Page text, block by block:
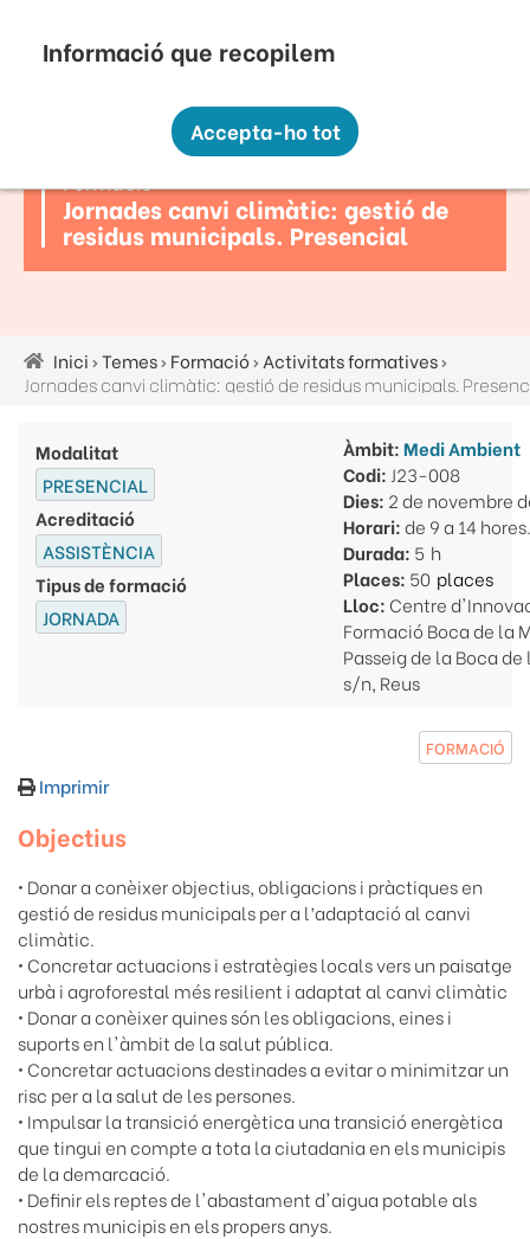
contingut
Formació
Jornades canvi climàtic: gestió de
residus municipals. Presencial
d'ariadna
Inici Temes Formació Activitats formatives
Jornades canvi climàtic: gestió de residus municipals.
Modalitat
PRESENCIAL
Acreditació
ASSISTÈNCIA
Tipus de formació
JORNADA
Àmbit:Medi Ambient
Codi: J23-008
Dies: 2 de novembre
Horari:de 9 a 14 hores.
Durada: 5
Places: 50
Lloc: Centre
Formació Boca de la
Passeig de la Boca de
s/n, Reus
FORMACIÓ
Imprimir
Objectius
• Donar a conèixer objectius, obligacions i pràctiques en
gestió de residus municipals per a l’adaptació al canvi
climàtic.
• Concretar actuacions i estratègies locals vers un paisatge
urbà i agroforestal més resilient i adaptat al canvi climàtic
• Donar a conèixer quines són les obligacions, eines i
suports en l'àmbit de la salut pública.
• Concretar actuacions destinades a evitar o minimitzar un
risc per a la salut de les persones.
• Impulsar la transició energètica una transició energètica
que tingui en compte a tota la ciutadania en els municipis
de la demarcació.
• Definir els reptes de l'abastament d'aigua potable als
nostres municipis en els propers anys.
personal amb les següents finalitats:
Funcionalitat, Analítica.
Més informació
Canviar preferències
Accepta-ho tot